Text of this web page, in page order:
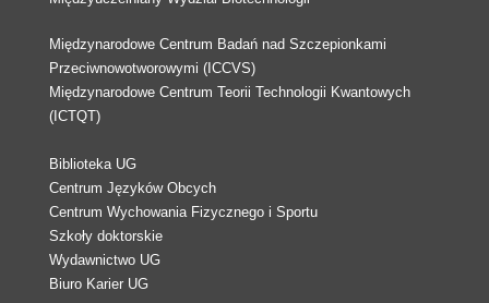
Międzynarodowe Centrum Badań nad Szczepionkami
Przeciwnowotworowymi (ICCVS)
Międzynarodowe Centrum Teorii Technologii Kwantowych
(ICTQT)
Biblioteka UG
Centrum Języków Obcych
Centrum Wychowania Fizycznego i Sportu
Szkoły doktorskie
Wydawnictwo UG
Biuro Karier UG